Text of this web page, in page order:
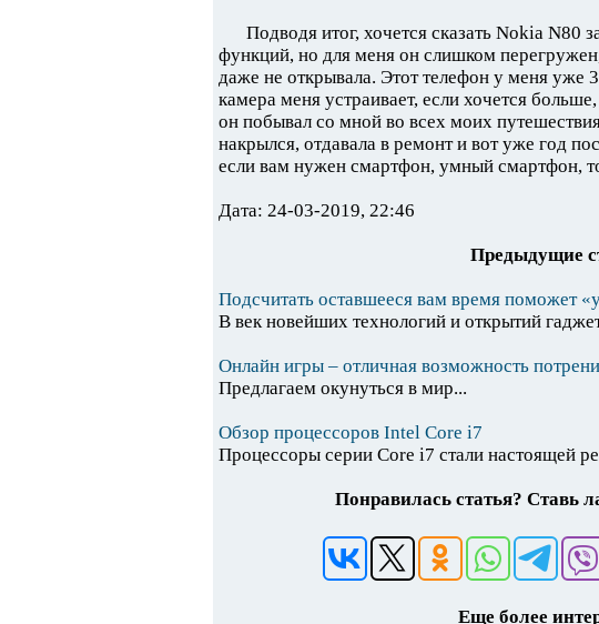
Подводя итог, хочется сказать Nokia
функций, но для меня он слишком
даже не открывала. Этот телефон у меня уже
камера меня устраивает, если хочется
он побывал со мной во всех моих
накрылся, отдавала в ремонт и вот уже год
если вам нужен смартфон, умный смартфон,
Дата: 24-03-2019, 22:46
Предыдущие
Подсчитать оставшееся вам время поможет
В век новейших технологий и открытий
Онлайн игры – отличная возможность
Предлагаем окунуться в мир...
Обзор процессоров Intel Core i7
Процессоры серии Core i7 стали настоящей
Понравилась статья? Ставь
Еще более